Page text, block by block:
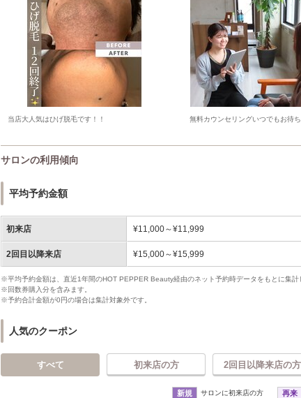
当店大人気はひげ脱毛です！！ 無料カウンセリングいつでもお待
サロンの利用傾向
平均予約金額
初来店 ¥11,000～¥11,999
2回目以降来店 ¥15,000～¥15,999
※平均予約金額は、直近1年間のHOT PEPPER Beauty経由のネット予約時データをもとに集計
※回数券購入分を含みます。
※予約合計金額が0円の場合は集計対象外です。
人気のクーポン
すべて 初来店の方 2回目以降来店の方
新規 サロンに初来店の方 再来